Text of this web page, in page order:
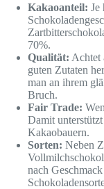
Kakaoanteil: Je
70%.
Qualität: Achtet
guten Zutaten
man an ihrem
Bruch.
Fair Trade:
Damit
Kakaobauern.
Sorten: Neben
nach